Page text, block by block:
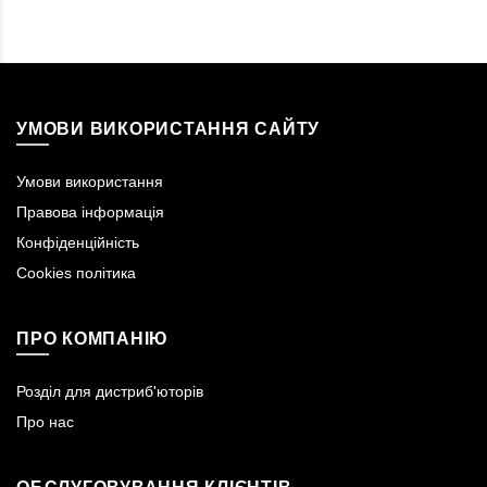
УМОВИ ВИКОРИСТАННЯ САЙТУ
Умови використання
Правова інформація
Конфіденційність
Cookies політика
ПРО КОМПАНІЮ
Розділ для дистриб'юторів
Про нас